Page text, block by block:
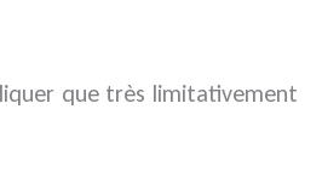
que très limitativement